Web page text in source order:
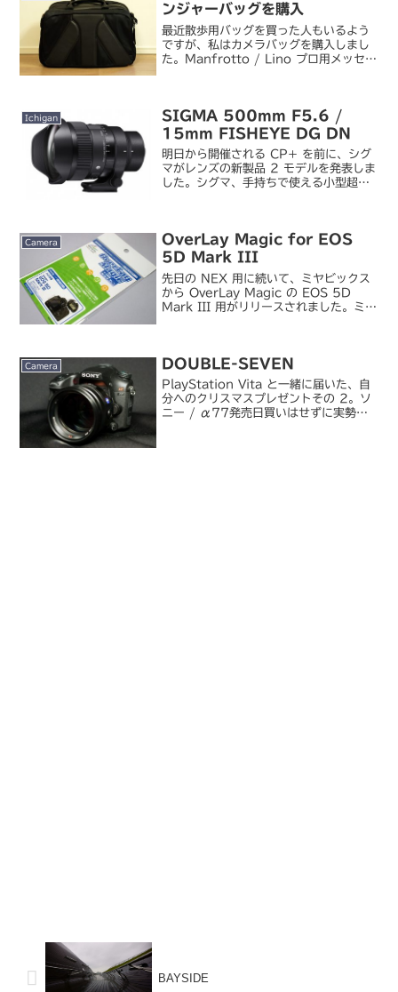
ンジャーバッグを購入
最近散歩用バッグを買った人もいるよう
ですが、私はカメラバッグを購入しまし
た。Manfrotto / Lino プロ用メッセン
Ichigan
SIGMA 500mm F5.6 /
15mm FISHEYE DG DN
明日から開催される CP+ を前に、シグ
マがレンズの新製品 2 モデルを発表しま
した。シグマ、手持ちで使える小型超望
Camera
OverLay Magic for EOS
5D Mark III
先日の NEX 用に続いて、ミヤビックス
から OverLay Magic の EOS 5D
Mark III 用がリリースされました。ミヤ
Camera DOUBLE-SEVEN
PlayStation Vita と一緒に届いた、自
分へのクリスマスプレゼントその 2。ソ
ニー / α77発売日買いはせずに実勢価
BAYSIDE